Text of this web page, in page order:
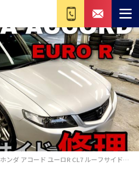
ホンダ アコード ユーロR CL7 ルーフサイド修